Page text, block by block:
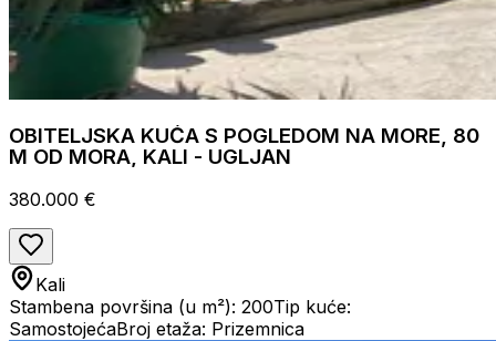
OBITELJSKA KUĆA S POGLEDOM NA MORE, 80
M OD MORA, KALI - UGLJAN
380.000 €
Kali
Stambena površina (u m²): 200Tip kuće:
SamostojećaBroj etaža: Prizemnica